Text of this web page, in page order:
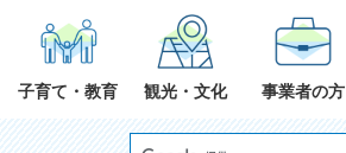
子育て・教育 観光・文化 事業者の方